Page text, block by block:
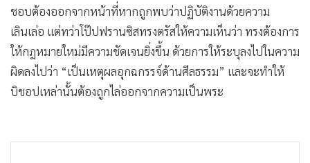
ชอบต้องออกจากหน้าที่หากถูกพบว่าปฏิบัติงานด้วยความ
เลินเล่อ แต่ทว่าโป๊ปฟรานซิสทรงตรัสให้ความเห็นว่า ทรงต้องการ
ให้กฎหมายใหม่มีความชัดเจนยิ่งขึ้น ด้วยการให้ระบุลงไปในความ
ผิดลงไปว่า “เป็นเหตุผลอุกฉกรรจ์ด้านศีลธรรม” และจะทำให้
บิชอปเหล่านั้นต้องถูกไล่ออกจากความเป็นพระ